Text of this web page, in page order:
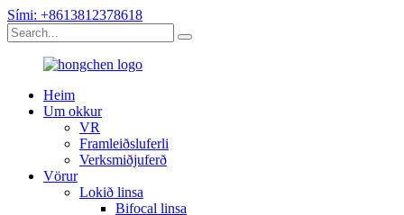
Sími: +8613812378618
Heim
Um okkur
VR
Framleiðsluferli
Verksmiðjuferð
Vörur
Lokið linsa
Bifocal linsa